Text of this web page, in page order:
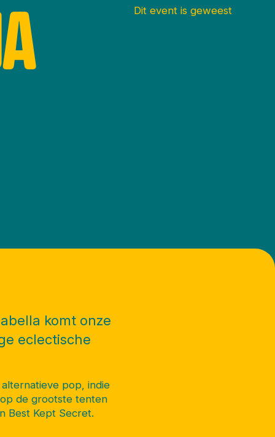
Dit event is geweest
komt onze
eclectische
pop, indie
de grootste tenten
Best Kept Secret.